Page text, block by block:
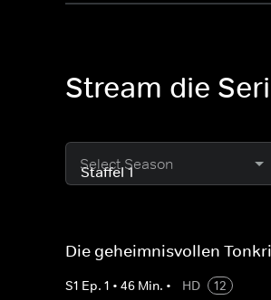
Stream die
Select Season
Die geheimnisvollen
S1 Ep. 1 • 46 Min. • HD
12